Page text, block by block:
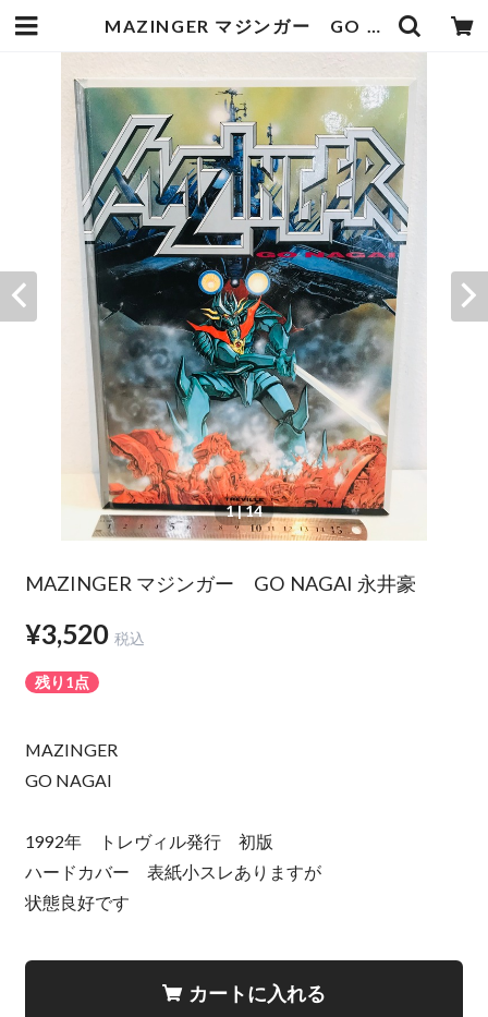
MAZINGER マジンガー GO NAGAI 永井豪 | zbooks
1| 14
MAZINGER マジンガー GO NAGAI 永井豪
¥3,520 税込
残り1点
MAZINGER
GO NAGAI
1992年 トレヴィル発行 初版
ハードカバー 表紙小スレありますが
状態良好です
カートに入れる